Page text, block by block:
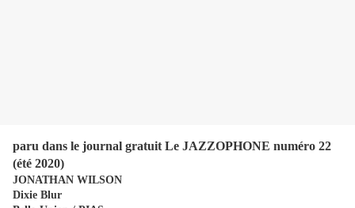
paru dans le journal gratuit Le JAZZOPHONE numéro 22
(été 2020)
JONATHAN WILSON
Dixie Blur